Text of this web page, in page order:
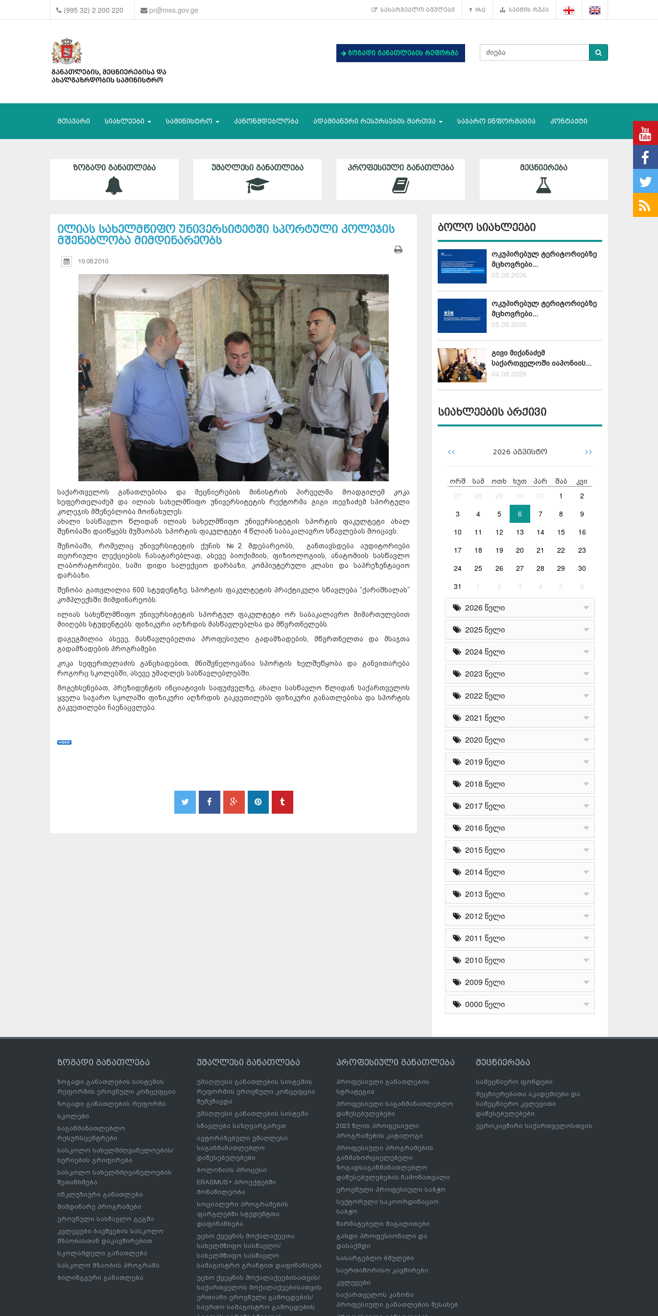
(995 32) 2 200 220 pr@mes.gov.ge სასარგებლო ბმულები FAQ საიტის რუკა
ზოგადი განათლების რეფორმა
მთავარი სიახლეები სამინისტრო კანონმდებლობა ადამიანური რესურსების მართვა საჯარო ინფორმაცია კონტაქტი
ᲖᲝᲒᲐᲓᲘ ᲒᲐᲜᲐᲗᲚᲔᲑᲐ ᲣᲛᲐᲦᲚᲔᲡᲘ ᲒᲐᲜᲐᲗᲚᲔᲑᲐ ᲞᲠᲝᲤᲔᲡᲘᲣᲚᲘ ᲒᲐᲜᲐᲗᲚᲔᲑᲐ ᲛᲔᲪᲜᲘᲔᲠᲔᲑᲐ
ილიას სახელმწიფო უნივერსიტეტში სპორტული კოლეჯის
მშენებლობა მიმდინარეობს
19.08.2010
საქართველოს განათლებისა და მეცნიერების მინისტრის პირველმა მოადგილემ კოკა
სეფერთელაძემ და ილიას სახელმწიფო უნივერსიტეტის რექტორმა გიგი თევზაძემ სპორტული
კოლეჯის მშენებლობა მოინახულეს.
ახალი სასწავლო წლიდან ილიას სახელმწიფო უნივერსიტეტის სპორტის ფაკულტეტი ახალ
შენობაში დაიწყებს მუშაობას. სპორტის ფაკულტეტი 4 წლიან საბაკალავრო სწავლებას მოიცავს.
შენობაში, რომელიც უნივერსიტეტის ქუჩის №2 მდებარეობს, განთავსდება აუდიტორიები
თეორიული ლექციების ჩასატარებლად, ასევე ბიოქიმიის, ფიზიოლოგიის, ანატომიის სასწავლო
ლაბორატორიები, სამი დიდი სალექციო დარბაზი, კომპიუტერული კლასი და საპრეზენტაციო
დარბაზი.
შენობა გათვლილია 600 სტუდენტზე. სპორტის ფაკულტეტის პრაქტიკული სწავლება ”ქარიშხალას”
კომპლექსში მიმდინარეობს.
ილიას სახეწლმწიფო უნივერსიტეტის სპორტულ ფაკულტეტი ორ საბაკალავრო მიმართულებით
მიიღებს სტუდენტებს: ფიზიკური აღზრდის მასწავლებლსა და მწვრთნელებს.
დაგეგმილია ასევე, მასწავლებელთა პროფესიული გადამზადების, მწვრთნელთა და მსაჯთა
გადამზადების პროგრამები.
კოკა სეფერთელაძის განცხადებით, მნიშვნელოვანია სპორტის ხელშეწყობა და განვითარება
როგორც სკოლებში, ასევე უმაღლეს სასწავლებლებში.
მოგეხსენებათ, პრეზიდენტის ინციატივის საფუძველზე, ახალი სასწავლო წლიდან საქართველოს
ყველა საჯარო სკოლაში ფიზიკური აღზრდის გაკვეთილებს ფიზიკური განათლებისა და სპორტის
გაკვეთილები ჩაენაცვლება.
ბოლო სიახლეები
ოკუპირებულ ტერიტორიებზე
მცხოვრები...
05.08.2026
ოკუპირებულ ტერიტორიებზე
მცხოვრები...
05.08.2026
გივი მიქანაძემ
საქართველოში იაპონიის...
04.08.2026
სიახლეების არქივი
<< 2026 აგვისტო >>
ორშ სამ ოთხ ხუთ პარ შაბ კვი
27 28 29 30 31 1
2
3
4 5 6 7 8
9
10
11 12 13 14 15
16
17
18 19 20 21 22
23
24
25 26 27 28 29
30
31
1 2 3 4 5 6
2026 წელი
2025 წელი
2024 წელი
2023 წელი
2022 წელი
2021 წელი
2020 წელი
2019 წელი
2018 წელი
2017 წელი
2016 წელი
2015 წელი
2014 წელი
2013 წელი
2012 წელი
2011 წელი
2010 წელი
2009 წელი
0000 წელი
ზოგადი განათლება
ზოგადი განათლების სისტემის
რეფორმის ეროვნული კონცეფცია
ზოგადი განათლების რეფორმა
სკოლები
საგანმანათლებლო
რესურსცენტრები
სასკოლო სახელმძღვანელოების/
სერიების გრიფირება
სასკოლო სახელმძღვანელოების
შეთანხმება
ინკლუზიური განათლება
მიმდინარე პროგრამები
ეროვნული სასწავლო გეგმა
კვლევები ბავშვების სასკოლო
მზაობასთან დაკავშირებით
სკოლამდელი განათლება
სასკოლო მზაობის პროგრამა
ბილინგვური განათლება
უმაღლესი განათლება
უმაღლესი განათლების სისტემის
რეფორმის ეროვნული კონცეფცია
შემუშავდა
უმაღლესი განათლების სისტემა
სწავლება საზღვარგარეთ
ავტორიზებული უმაღლესი
საგანმანათლებლო
დაწესებულებები
ბოლონიის პროცესი
ERASMUS+ პროექტებში
მონაწილეობა
სოციალური პროგრამების
ფარგლებში სტუდენტთა
დაფინანსება
უცხო ქვეყნის მოქალაქეეთა
სახელმწიფო სასწავლო/
სახელმწიფო სასწავლო
სამაგისტრო გრანტით დაფინანსება
უცხო ქვეყნის მოქალაქეებისათვის/
საქართველოს მოქალაქეებისათვის
ერთიანი ეროვნული გამოცდების/
საერთო სამაგისტრო გამოცდების
პროფესიული განათლება
პროფესიული განათლების
სტრატეგია
პროფესიული საგანმანათლებლო
დაწესებულებები
2023 წლის პროფესიული
პროგრამების კატალოგი
პროფესიული პროგრამების
განმახორციელებელი
ზოგადსაგანმანათლებლო
დაწესებულებების ჩამონათვალი
ეროვნული პროფესიული საბჭო
სექტორული საკოორდინაციო
საბჭო
წარმატებული მაგალითები
გახდი პროფესიონალი და
დასაქმდი
სასარგებლო ბმულები
საერთაშორისო კავშირები
კვლევები
საქართველოს კანონი
პროფესიული განათლების შესახებ
მეცნიერება
სამეცნიერო ფონდები
მეცნიერებათა აკადემიები და
სამეცნიერო კვლევითი
დაწესებულებები
ევროკავშირი საქართველოსთვის